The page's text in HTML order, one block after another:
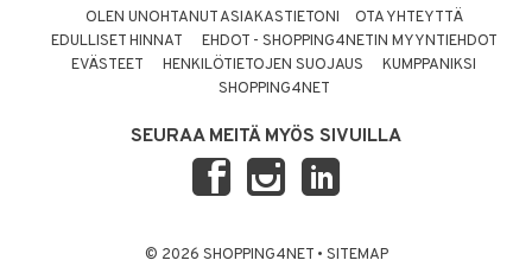
OLEN UNOHTANUT ASIAKASTIETONI
OTA YHTEYTTÄ
EDULLISET HINNAT
EHDOT - SHOPPING4NETIN MYYNTIEHDOT
EVÄSTEET
HENKILÖTIETOJEN SUOJAUS
KUMPPANIKSI
SHOPPING4NET
SEURAA MEITÄ MYÖS SIVUILLA
© 2026 SHOPPING4NET • SITEMAP